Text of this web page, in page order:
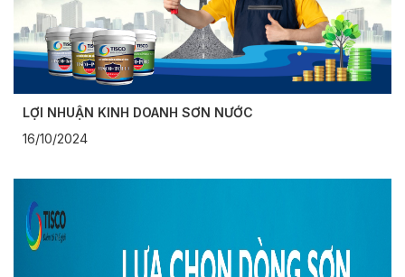
LỢI NHUẬN KINH DOANH SƠN NƯỚC
16/10/2024